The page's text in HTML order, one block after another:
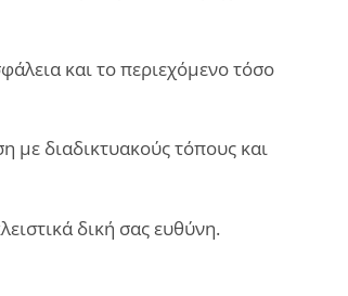
και το περιεχόμενο τόσο
με διαδικτυακούς τόπους και
δική σας ευθύνη.